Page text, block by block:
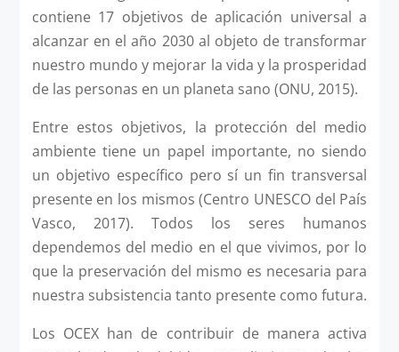
contiene 17 objetivos de aplicación universal a
alcanzar en el año 2030 al objeto de transformar
nuestro mundo y mejorar la vida y la prosperidad
de las personas en un planeta sano (ONU, 2015).
Entre estos objetivos, la protección del medio
ambiente tiene un papel importante, no siendo
un objetivo específico pero sí un fin transversal
presente en los mismos (Centro UNESCO del País
Vasco, 2017). Todos los seres humanos
dependemos del medio en el que vivimos, por lo
que la preservación del mismo es necesaria para
nuestra subsistencia tanto presente como futura.
Los OCEX han de contribuir de manera activa